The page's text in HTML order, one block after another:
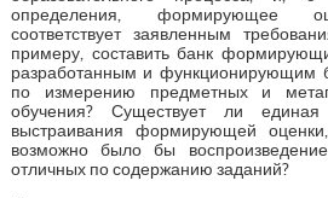
определения, формирующее
соответствует заявленным
примеру, составить банк
разработанным и функционирующим
по измерению предметных и
обучения? Существует ли единая
выстраивания формирующей
возможно было бы
отличных по содержанию заданий?